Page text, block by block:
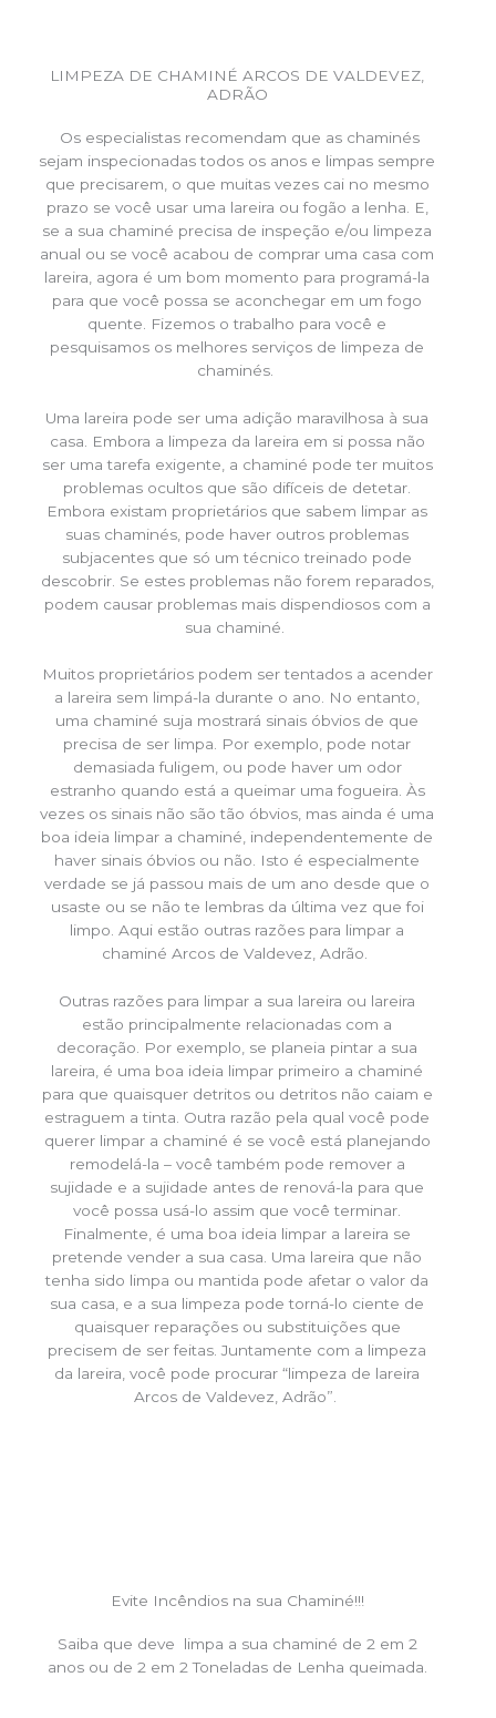
LIMPEZA DE CHAMINÉ ARCOS DE VALDEVEZ,
ADRÃO
Os especialistas recomendam que as chaminés
sejam inspecionadas todos os anos e limpas sempre
que precisarem, o que muitas vezes cai no mesmo
prazo se você usar uma lareira ou fogão a lenha. E,
se a sua chaminé precisa de inspeção e/ou limpeza
anual ou se você acabou de comprar uma casa com
lareira, agora é um bom momento para programá-la
para que você possa se aconchegar em um fogo
quente. Fizemos o trabalho para você e
pesquisamos os melhores serviços de limpeza de
chaminés.
Uma lareira pode ser uma adição maravilhosa à sua
casa. Embora a limpeza da lareira em si possa não
ser uma tarefa exigente, a chaminé pode ter muitos
problemas ocultos que são difíceis de detetar.
Embora existam proprietários que sabem limpar as
suas chaminés, pode haver outros problemas
subjacentes que só um técnico treinado pode
descobrir. Se estes problemas não forem reparados,
podem causar problemas mais dispendiosos com a
sua chaminé.
Muitos proprietários podem ser tentados a acender
a lareira sem limpá-la durante o ano. No entanto,
uma chaminé suja mostrará sinais óbvios de que
precisa de ser limpa. Por exemplo, pode notar
demasiada fuligem, ou pode haver um odor
estranho quando está a queimar uma fogueira. Às
vezes os sinais não são tão óbvios, mas ainda é uma
boa ideia limpar a chaminé, independentemente de
haver sinais óbvios ou não. Isto é especialmente
verdade se já passou mais de um ano desde que o
usaste ou se não te lembras da última vez que foi
limpo. Aqui estão outras razões para limpar a
chaminé Arcos de Valdevez, Adrão.
Outras razões para limpar a sua lareira ou lareira
estão principalmente relacionadas com a
decoração. Por exemplo, se planeia pintar a sua
lareira, é uma boa ideia limpar primeiro a chaminé
para que quaisquer detritos ou detritos não caiam e
estraguem a tinta. Outra razão pela qual você pode
querer limpar a chaminé é se você está planejando
remodelá-la – você também pode remover a
sujidade e a sujidade antes de renová-la para que
você possa usá-lo assim que você terminar.
Finalmente, é uma boa ideia limpar a lareira se
pretende vender a sua casa. Uma lareira que não
tenha sido limpa ou mantida pode afetar o valor da
sua casa, e a sua limpeza pode torná-lo ciente de
quaisquer reparações ou substituições que
precisem de ser feitas. Juntamente com a limpeza
da lareira, você pode procurar “limpeza de lareira
Arcos de Valdevez, Adrão”.
Evite Incêndios na sua Chaminé!!!
Saiba que deve limpa a sua chaminé de 2 em 2
anos ou de 2 em 2 Toneladas de Lenha queimada.